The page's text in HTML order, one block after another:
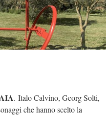
. Italo Calvino, Georg Solti,
che hanno scelto la